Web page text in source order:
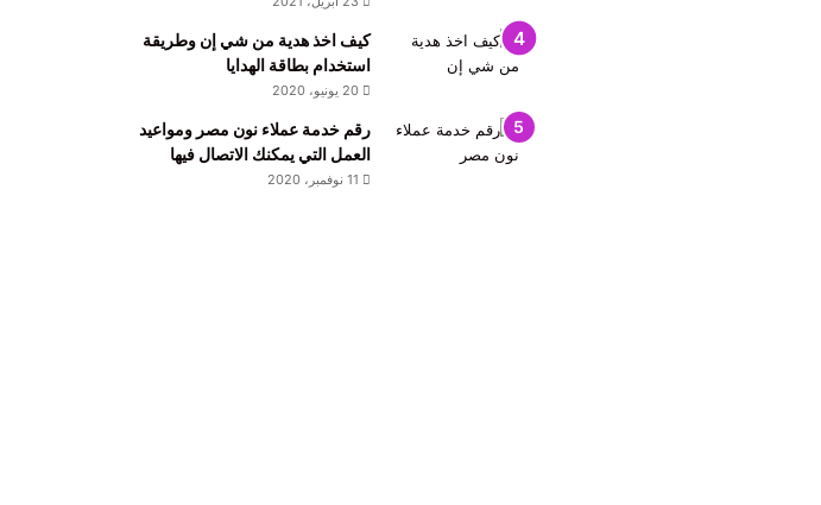
كيف اخذ هدية من شي إن وطريقة
استخدام بطاقة الهدايا
20 يونيو، 2020
رقم خدمة عملاء نون مصر ومواعيد
العمل التي يمكنك الاتصال فيها
11 نوفمبر، 2020